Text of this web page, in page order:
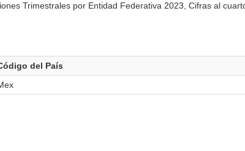
Trimestrales por Entidad Federativa 2023, Cifras al
del País